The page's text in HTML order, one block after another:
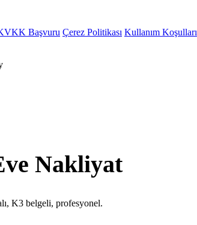
Başvuru Çerez Politikası Kullanım Koşulları
Nakliyat
K3 belgeli, profesyonel.